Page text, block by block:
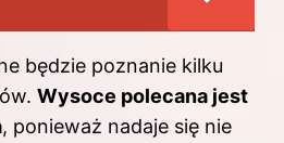
będzie poznanie kilku
Wysoce polecana jest
, ponieważ nadaje się nie